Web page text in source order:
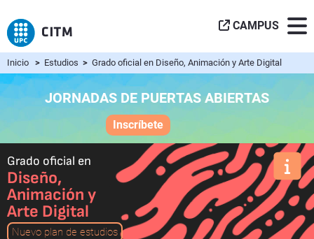
CAMPUS
Inicio > Estudios > Grado oficial en Diseño, Animación y Arte Digital
JORNADAS DE PUERTAS ABIERTAS
Inscríbete
Grado oficial en
Diseño,
Animación y
Arte Digital
Nuevo plan de estudios